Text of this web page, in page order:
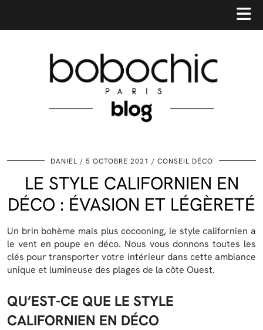
DANIEL 5 OCTOBRE 2021 CONSEIL DÉCO
LE STYLE CALIFORNIEN EN
DÉCO : ÉVASION ET LÉGÈRETÉ
Un brin bohème mais plus cocooning, le style californien a
le vent en poupe en déco. Nous vous donnons toutes les
clés pour transporter votre intérieur dans cette ambiance
unique et lumineuse des plages de la côte Ouest.
QU’EST-CE QUE LE STYLE
CALIFORNIEN EN DÉCO